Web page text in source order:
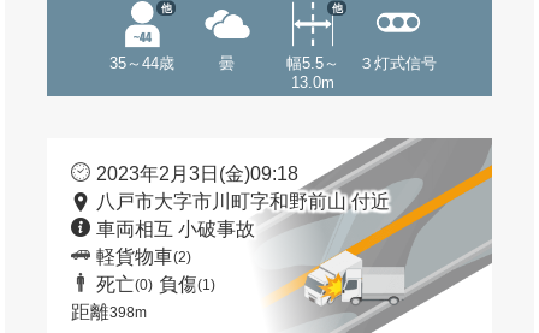
35～44歳
他
曇
幅5.5～
13.0m
他
３灯式信号
2023年2月3日(金)09:18
八戸市大字市川町字和野前山 付近
車両相互 小破事故
軽貨物車(2)
死亡(0) 負傷(1)
距離398m